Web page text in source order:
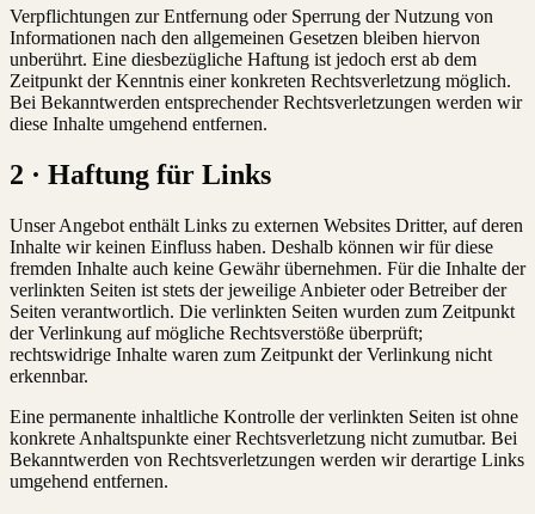
Verpflichtungen zur Entfernung oder Sperrung der Nutzung von
Informationen nach den allgemeinen Gesetzen bleiben hiervon
unberührt. Eine diesbezügliche Haftung ist jedoch erst ab dem
Zeitpunkt der Kenntnis einer konkreten Rechtsverletzung möglich.
Bei Bekanntwerden entsprechender Rechtsverletzungen werden wir
diese Inhalte umgehend entfernen.
2 · Haftung für Links
Unser Angebot enthält Links zu externen Websites Dritter, auf deren
Inhalte wir keinen Einfluss haben. Deshalb können wir für diese
fremden Inhalte auch keine Gewähr übernehmen. Für die Inhalte der
verlinkten Seiten ist stets der jeweilige Anbieter oder Betreiber der
Seiten verantwortlich. Die verlinkten Seiten wurden zum Zeitpunkt
der Verlinkung auf mögliche Rechtsverstöße überprüft;
rechtswidrige Inhalte waren zum Zeitpunkt der Verlinkung nicht
erkennbar.
Eine permanente inhaltliche Kontrolle der verlinkten Seiten ist ohne
konkrete Anhaltspunkte einer Rechtsverletzung nicht zumutbar. Bei
Bekanntwerden von Rechtsverletzungen werden wir derartige Links
umgehend entfernen.